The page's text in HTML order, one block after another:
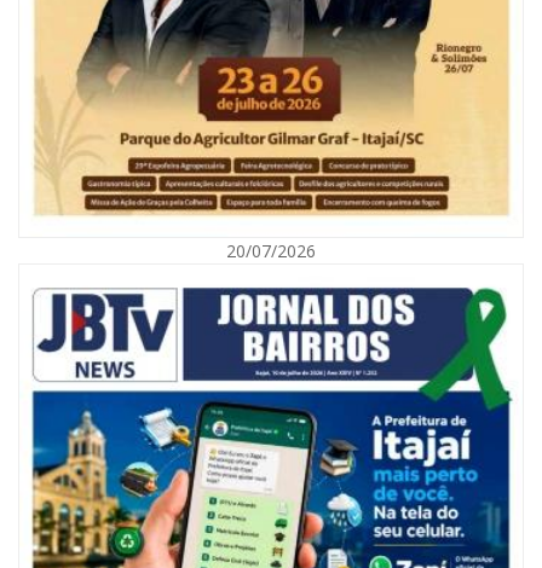
06/08/2026 | 10:04
Ação oferece testes rápidos para HIV, sífilis e hepatites nesta quinta (6) e
sexta-feira (7)
GERAL
20/07/2026